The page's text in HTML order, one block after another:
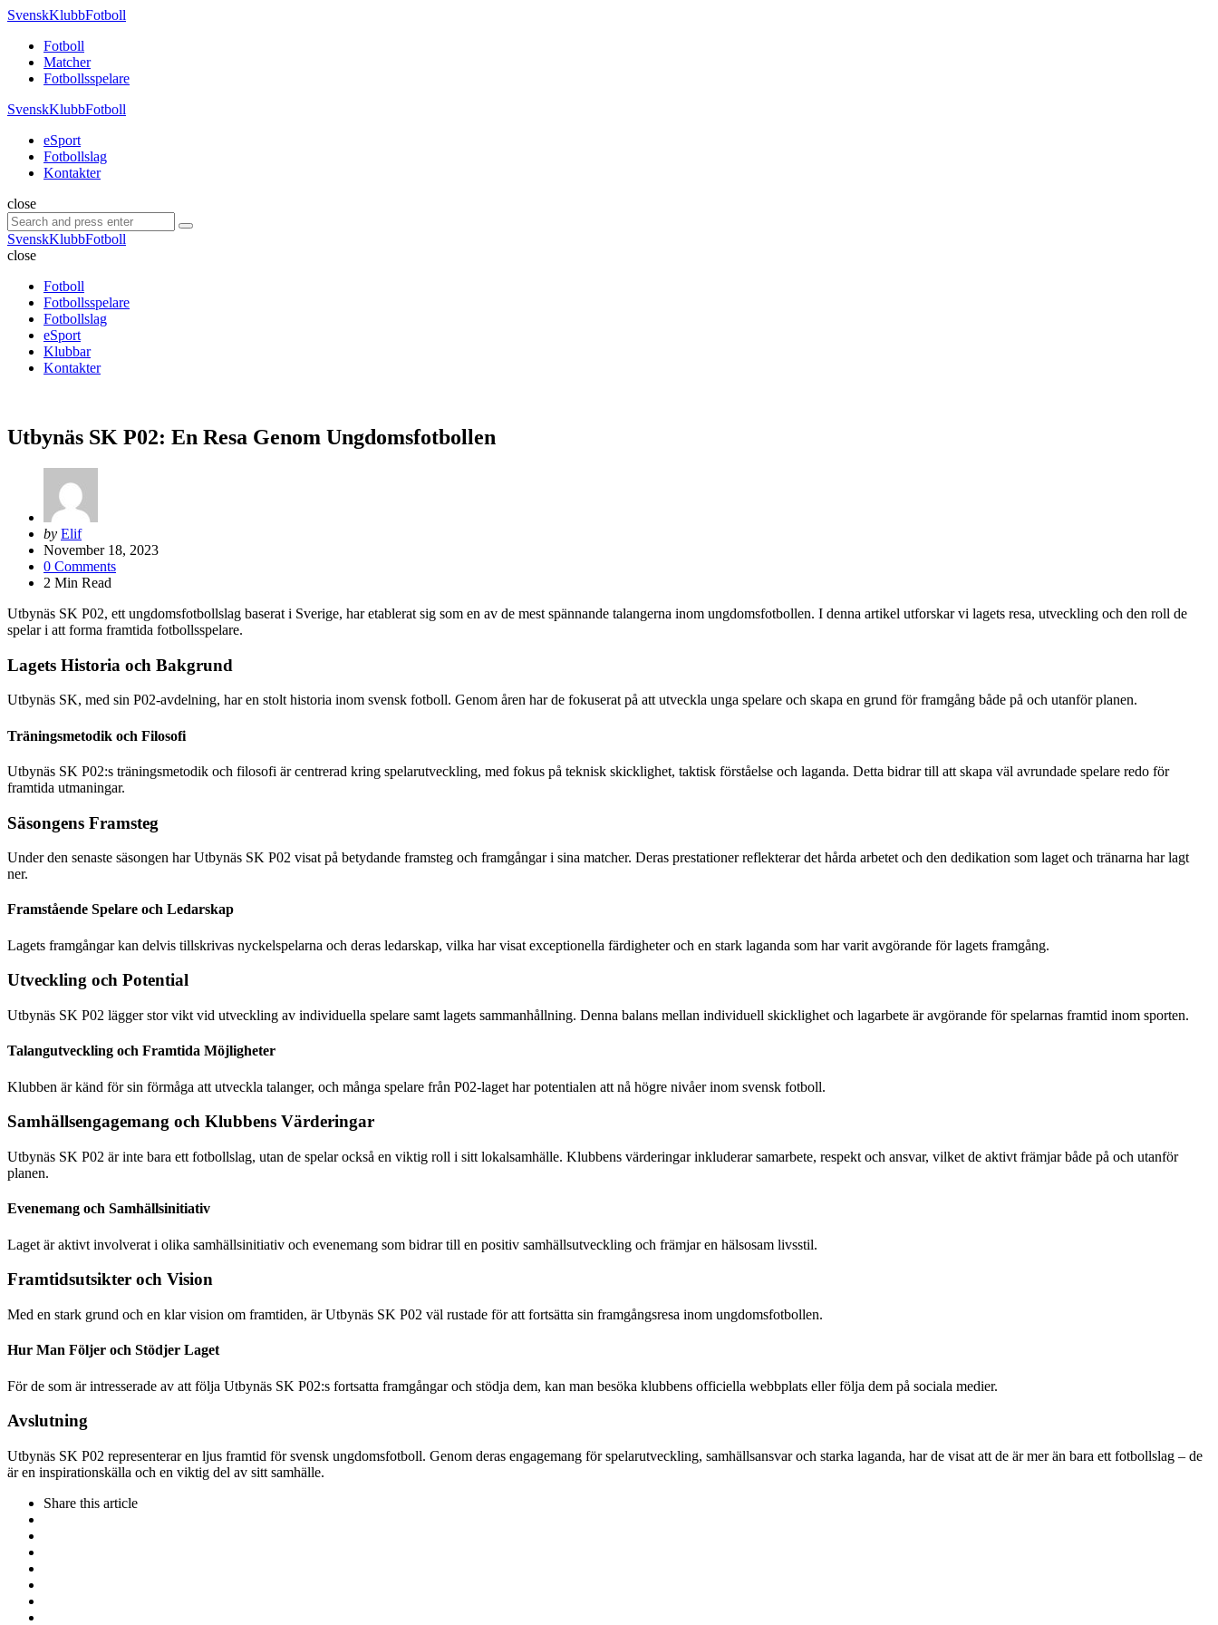
Menu
SvenskKlubbFotboll
Menu
Fotboll
Matcher
Fotbollsspelare
SvenskKlubbFotboll
eSport
Fotbollslag
Kontakter
Search
close
Search
for:
Search
SvenskKlubbFotboll
close
Fotboll
Fotbollsspelare
Fotbollslag
eSport
Klubbar
Kontakter
Utbynäs SK P02: En Resa Genom Ungdomsfotbollen
Posted
by
by Elif
November 18, 2023
0 Comments
2 Min Read
Utbynäs SK P02, ett ungdomsfotbollslag baserat i Sverige, har etablerat sig som en av de mest spännande talangerna inom ungdomsfotbollen. I denna artikel utforskar vi lagets resa, utveckling och den roll de
spelar i att forma framtida fotbollsspelare.
Lagets Historia och Bakgrund
Utbynäs SK, med sin P02-avdelning, har en stolt historia inom svensk fotboll. Genom åren har de fokuserat på att utveckla unga spelare och skapa en grund för framgång både på och utanför planen.
Träningsmetodik och Filosofi
Utbynäs SK P02:s träningsmetodik och filosofi är centrerad kring spelarutveckling, med fokus på teknisk skicklighet, taktisk förståelse och laganda. Detta bidrar till att skapa väl avrundade spelare redo för
framtida utmaningar.
Säsongens Framsteg
Under den senaste säsongen har Utbynäs SK P02 visat på betydande framsteg och framgångar i sina matcher. Deras prestationer reflekterar det hårda arbetet och den dedikation som laget och tränarna har lagt
ner.
Framstående Spelare och Ledarskap
Lagets framgångar kan delvis tillskrivas nyckelspelarna och deras ledarskap, vilka har visat exceptionella färdigheter och en stark laganda som har varit avgörande för lagets framgång.
Utveckling och Potential
Utbynäs SK P02 lägger stor vikt vid utveckling av individuella spelare samt lagets sammanhållning. Denna balans mellan individuell skicklighet och lagarbete är avgörande för spelarnas framtid inom sporten.
Talangutveckling och Framtida Möjligheter
Klubben är känd för sin förmåga att utveckla talanger, och många spelare från P02-laget har potentialen att nå högre nivåer inom svensk fotboll.
Samhällsengagemang och Klubbens Värderingar
Utbynäs SK P02 är inte bara ett fotbollslag, utan de spelar också en viktig roll i sitt lokalsamhälle. Klubbens värderingar inkluderar samarbete, respekt och ansvar, vilket de aktivt främjar både på och utanför
planen.
Evenemang och Samhällsinitiativ
Laget är aktivt involverat i olika samhällsinitiativ och evenemang som bidrar till en positiv samhällsutveckling och främjar en hälsosam livsstil.
Framtidsutsikter och Vision
Med en stark grund och en klar vision om framtiden, är Utbynäs SK P02 väl rustade för att fortsätta sin framgångsresa inom ungdomsfotbollen.
Hur Man Följer och Stödjer Laget
För de som är intresserade av att följa Utbynäs SK P02:s fortsatta framgångar och stödja dem, kan man besöka klubbens officiella webbplats eller följa dem på sociala medier.
Avslutning
Utbynäs SK P02 representerar en ljus framtid för svensk ungdomsfotboll. Genom deras engagemang för spelarutveckling, samhällsansvar och starka laganda, har de visat att de är mer än bara ett fotbollslag – de
är en inspirationskälla och en viktig del av sitt samhälle.
Share this article